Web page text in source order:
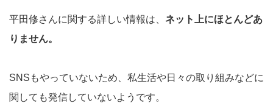
平田修さんに関する詳しい情報は、 ネット上にほとんどあ
りません。
SNSもやっていないため、私生活や日々の取り組みなどに
関しても発信していないようです。